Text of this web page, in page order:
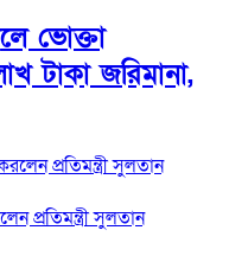
ভোক্তা
টাকা জরিমানা,
প্রতিমন্ত্রী সুলতান